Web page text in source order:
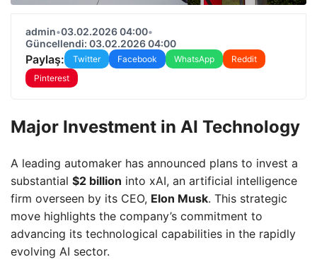
admin•03.02.2026 04:00•
Güncellendi: 03.02.2026 04:00
Paylaş: Twitter Facebook WhatsApp
Reddit
Pinterest
Major Investment in AI Technology
A leading automaker has announced plans to invest a
substantial $2 billion into xAI, an artificial intelligence
firm overseen by its CEO, Elon Musk. This strategic
move highlights the company’s commitment to
advancing its technological capabilities in the rapidly
evolving AI sector.